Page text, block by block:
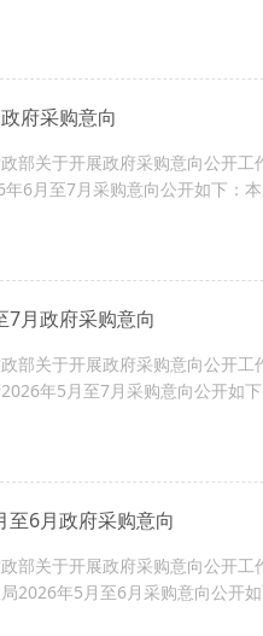
府采购意向
部关于开展政府采购意向公开工
6月至7月采购意向公开如下：本
7月政府采购意向
部关于开展政府采购意向公开工
年5月至7月采购意向公开如下
6月政府采购意向
部关于开展政府采购意向公开工
2026年5月至6月采购意向公开如